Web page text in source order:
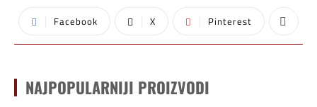
Facebook X Pinterest
NAJPOPULARNIJI PROIZVODI